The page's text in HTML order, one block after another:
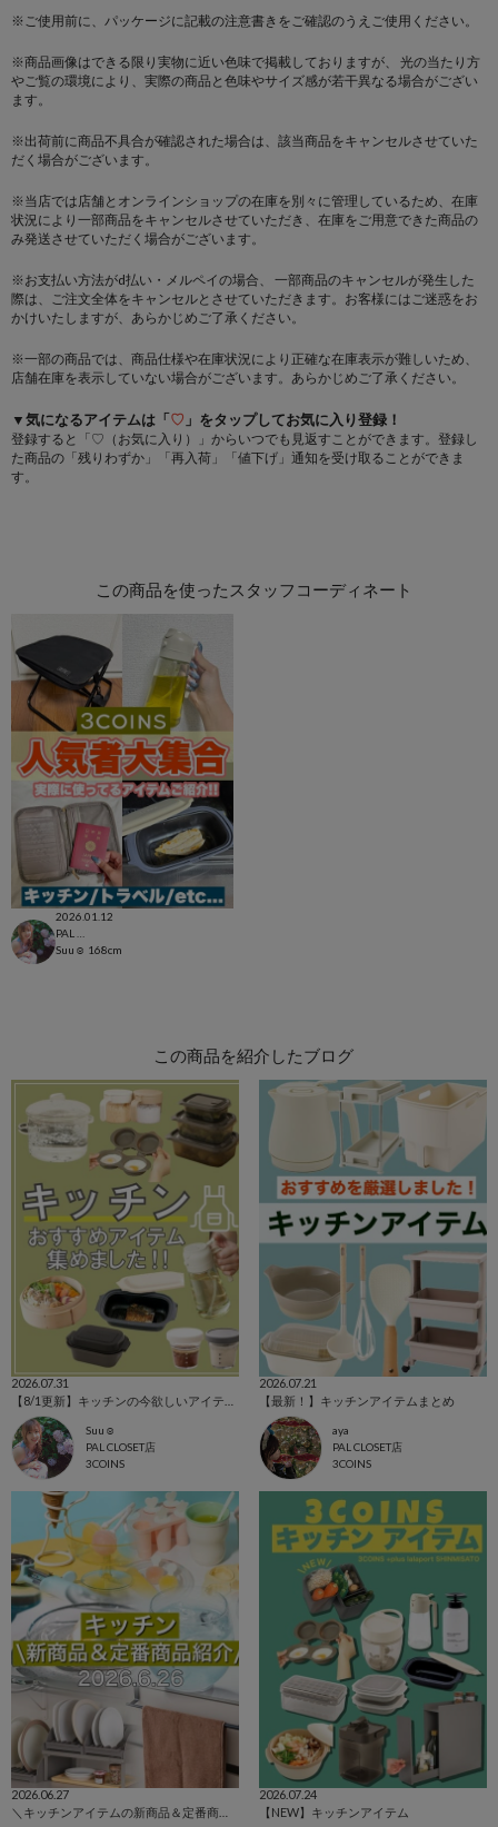
※ご使用前に、パッケージに記載の注意書きをご確認のうえご使用ください。
※商品画像はできる限り実物に近い色味で掲載しておりますが、 光の当たり方
やご覧の環境により、実際の商品と色味やサイズ感が若干異なる場合がござい
ます。
※出荷前に商品不具合が確認された場合は、該当商品をキャンセルさせていた
だく場合がございます。
※当店では店舗とオンラインショップの在庫を別々に管理しているため、在庫
状況により一部商品をキャンセルさせていただき、在庫をご用意できた商品の
み発送させていただく場合がございます。
※お支払い方法がd払い・メルペイの場合、 一部商品のキャンセルが発生した
際は、ご注文全体をキャンセルとさせていただきます。お客様にはご迷惑をお
かけいたしますが、あらかじめご了承ください。
※一部の商品では、商品仕様や在庫状況により正確な在庫表示が難しいため、
店舗在庫を表示していない場合がございます。あらかじめご了承ください。
▼気になるアイテムは「♡ 」をタップしてお気に入り登録！
登録すると「♡（お気に入り）」からいつでも見返すことができます。登録し
た商品の「残りわずか」「再入荷」「値下げ」通知を受け取ることができま
す。
この商品を使ったスタッフコーディネート
2026.01.12
Suu☺︎ 168cm
この商品を紹介したブログ
2026.07.31
Suu☺︎
PAL CLOSET店
3COINS
2026.07.21
【最新！】キッチンアイテムまとめ
aya
PAL CLOSET店
3COINS
2026.06.27
2026.07.24
【NEW】キッチンアイテム